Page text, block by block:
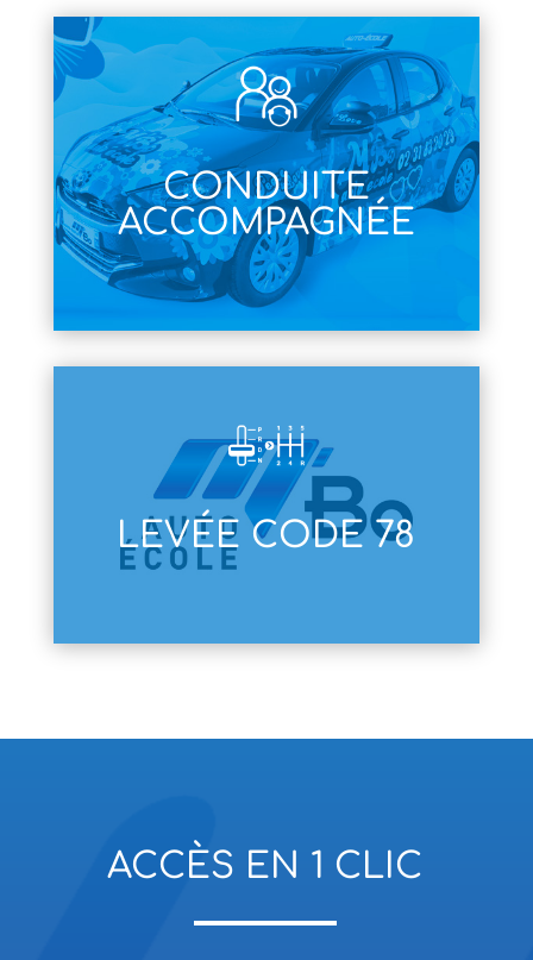
CONDUITE
ACCOMPAGNÉE
LEVÉE CODE 78
ACCÈS EN 1 CLIC